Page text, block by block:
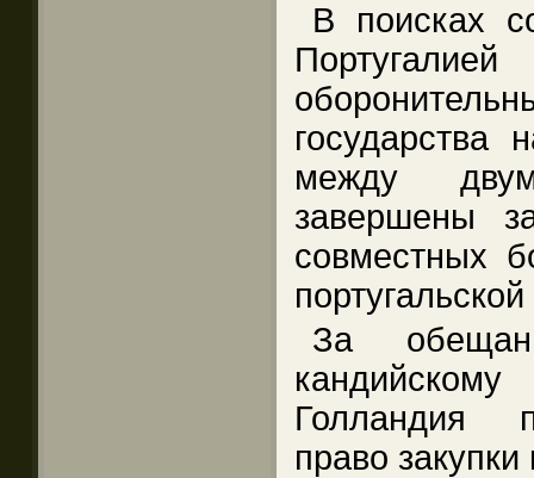
В поисках
государства
между
завершены
совместных
За
Голландия
право